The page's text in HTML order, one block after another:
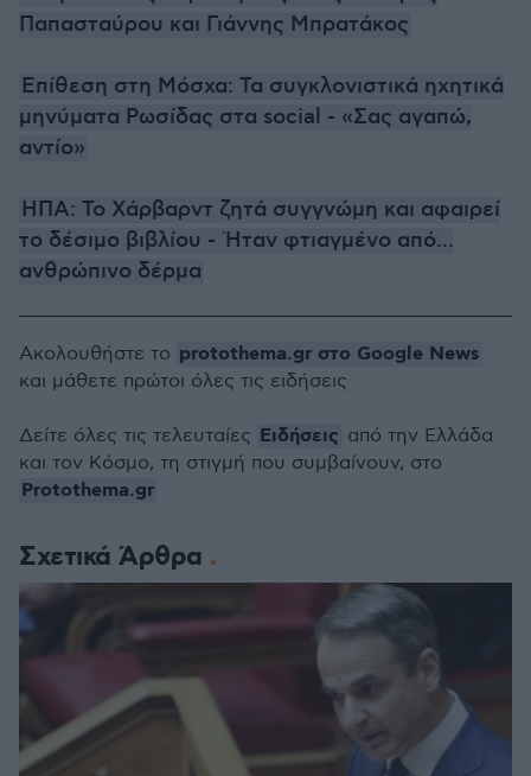
Παπασταύρου και Γιάννης Μπρατάκος
Επίθεση στη Μόσχα: Τα συγκλονιστικά ηχητικά
μηνύματα Ρωσίδας στα social - «Σας αγαπώ,
αντίο»
ΗΠΑ: Το Χάρβαρντ ζητά συγγνώμη και αφαιρεί
το δέσιμο βιβλίου - Ήταν φτιαγμένο από...
ανθρώπινο δέρμα
Σχετικά Άρθρα
Ακολουθήστε το protothema.gr στο Google News
και μάθετε πρώτοι όλες τις ειδήσεις
Δείτε όλες τις τελευταίες Ειδήσεις από την Ελλάδα
και τον Κόσμο, τη στιγμή που συμβαίνουν, στο
Protothema.gr